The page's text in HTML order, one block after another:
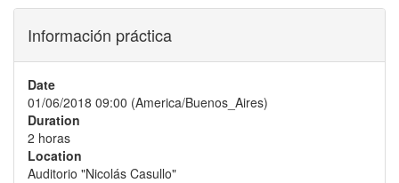
Información práctica
Date
01/06/2018 09:00 (America/Buenos_Aires)
Duration
2 horas
Location
Auditorio "Nicolás Casullo"